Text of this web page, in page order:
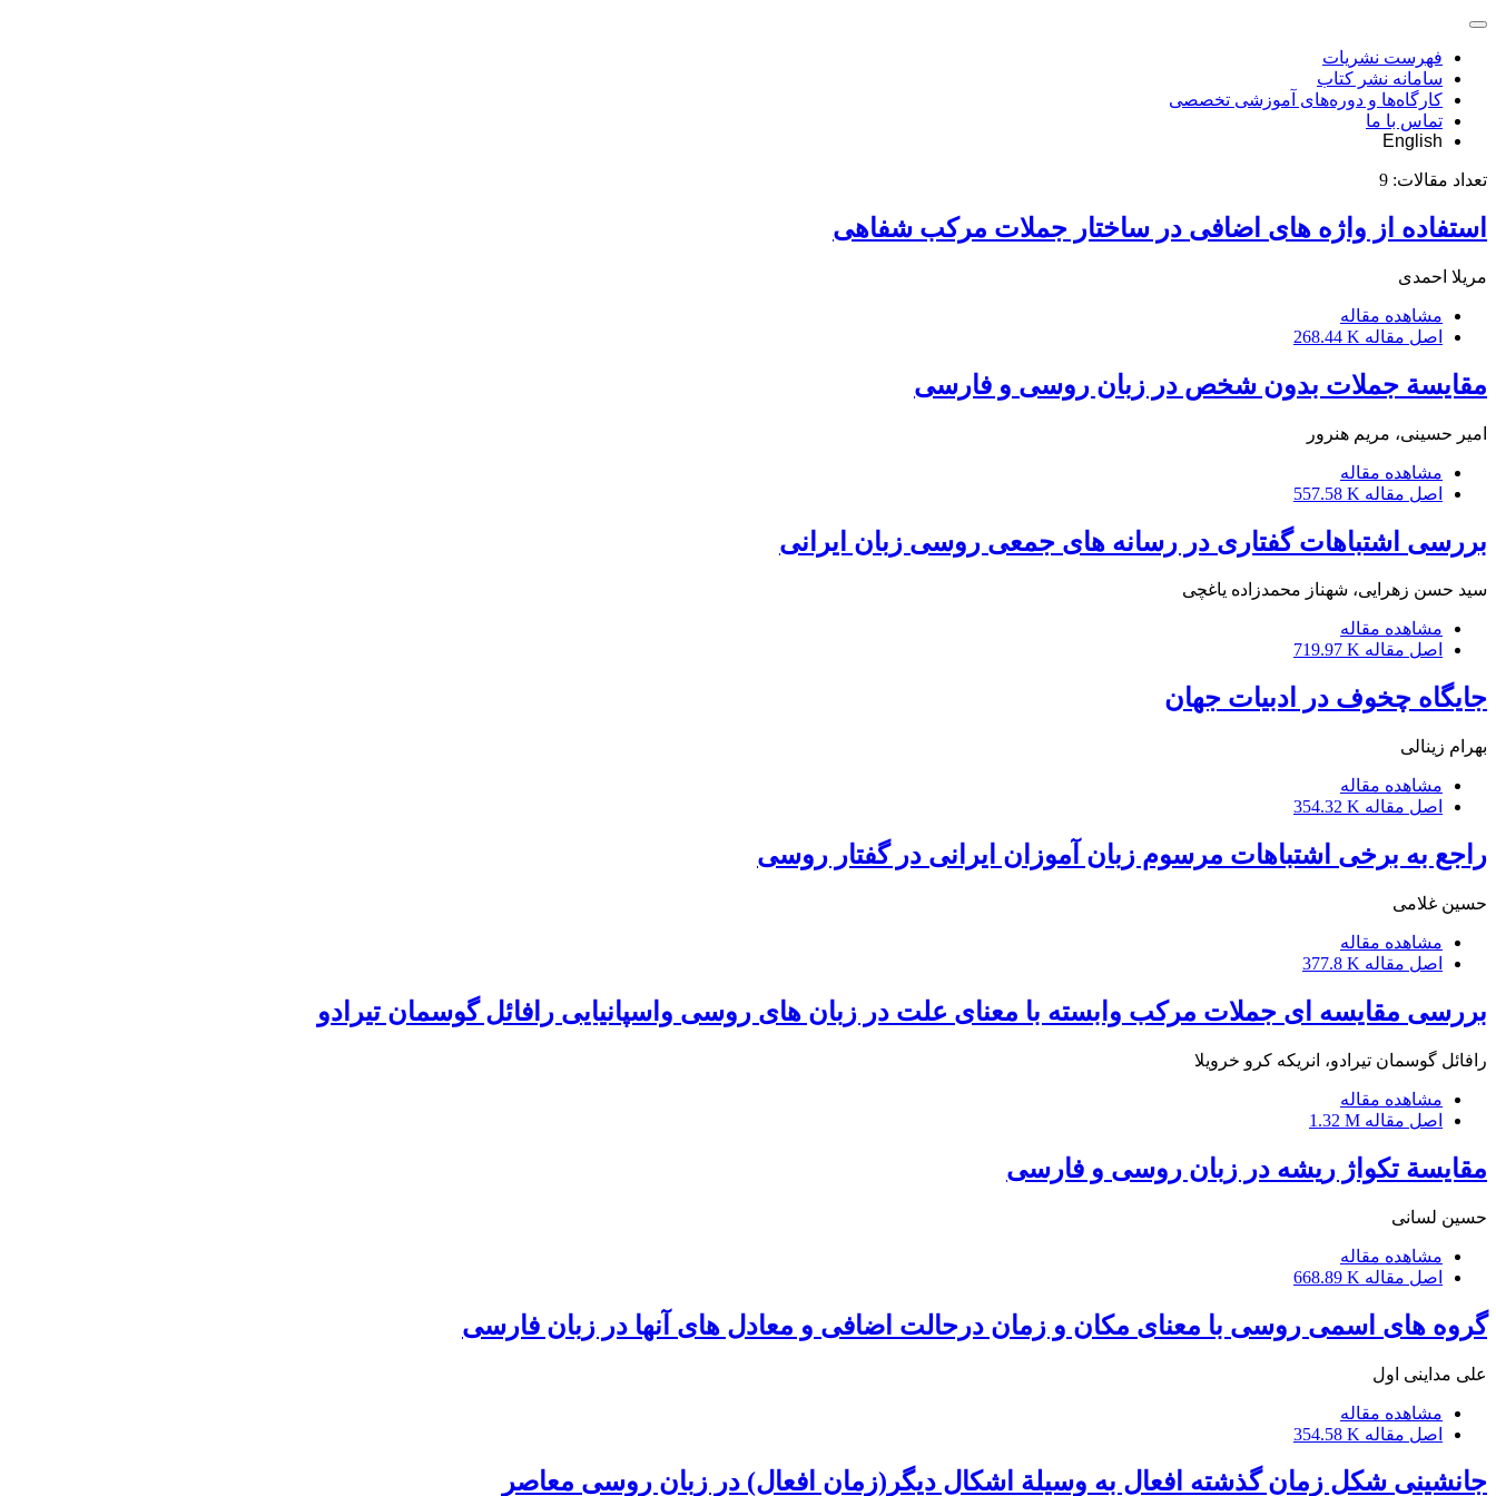
فهرست نشریات
سامانه نشر کتاب
کارگاه‌ها و دوره‌های آموزشی تخصصی
تماس با ما
English
تعداد مقالات: 9
استفاده از واژه های اضافی در ساختار جملات مرکب شفاهی
مریلا احمدی
مشاهده مقاله
اصل مقاله 268.44 K
مقایسة جملات بدون شخص در زبان روسی و فارسی
امیر حسینی، مریم هنرور
مشاهده مقاله
اصل مقاله 557.58 K
بررسی اشتباهات گفتاری در رسانه های جمعی روسی زبان ایرانی
سید حسن زهرایی، شهناز محمدزاده یاغچی
مشاهده مقاله
اصل مقاله 719.97 K
جایگاه چخوف در ادبیات جهان
بهرام زینالی
مشاهده مقاله
اصل مقاله 354.32 K
راجع به برخی اشتباهات مرسوم زبان آموزان ایرانی در گفتار روسی
حسین غلامی
مشاهده مقاله
اصل مقاله 377.8 K
بررسی مقایسه ای جملات مرکب وابسته با معنای علت در زبان های روسی واسپانیایی رافائل گوسمان تیرادو
رافائل گوسمان تیرادو، انریکه کرو خرویلا
مشاهده مقاله
اصل مقاله 1.32 M
مقایسة تکواژ ریشه در زبان روسی و فارسی
حسین لسانی
مشاهده مقاله
اصل مقاله 668.89 K
گروه های اسمی روسی با معنای مکان و زمان درحالت اضافی و معادل های آنها در زبان فارسی
علی مداینی اول
مشاهده مقاله
اصل مقاله 354.58 K
جانشینی شکل زمان گذشته افعال به وسیلة اشکال دیگر(زمان افعال) در زبان روسی معاصر